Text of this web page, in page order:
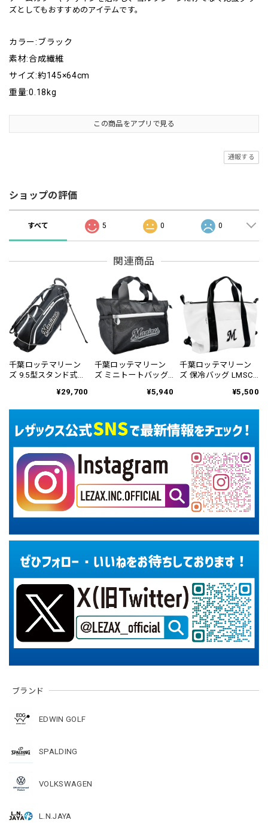
ブランド
EDWIN GOLF
SPALDING
VOLKSWAGEN
L.N.JAYA
ズとしてもおすすめのアイテムです。
カラー:ブラック
素材:合成繊維
サイズ:約145×64cm
重量:0.18kg
この商品をアプリで見る
通報する
ショップの評価
すべて 5 0 0
関連商品
千葉ロッテマリーン
ズ 9.5型スタンド式キ
¥29,700
千葉ロッテマリーン
ズ ミニトートバッグ
¥5,940
千葉ロッテマリーン
ズ 保冷バッグ LMSC-
¥5,500